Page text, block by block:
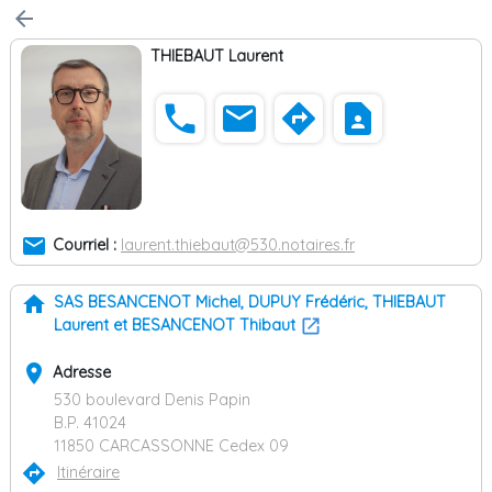
arrow_back
THIEBAUT Laurent
phone email directions contact_page
email Courriel : laurent.thiebaut@530.notaires.fr
home SAS BESANCENOT Michel, DUPUY Frédéric, THIEBAUT
Laurent et BESANCENOT Thibaut
place Adresse
530 boulevard Denis Papin
B.P. 41024
11850 CARCASSONNE Cedex 09
directions Itinéraire